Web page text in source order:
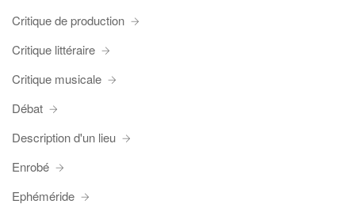
Critique de production
Critique littéraire
Critique musicale
Débat
Description d'un lieu
Enrobé
Ephéméride